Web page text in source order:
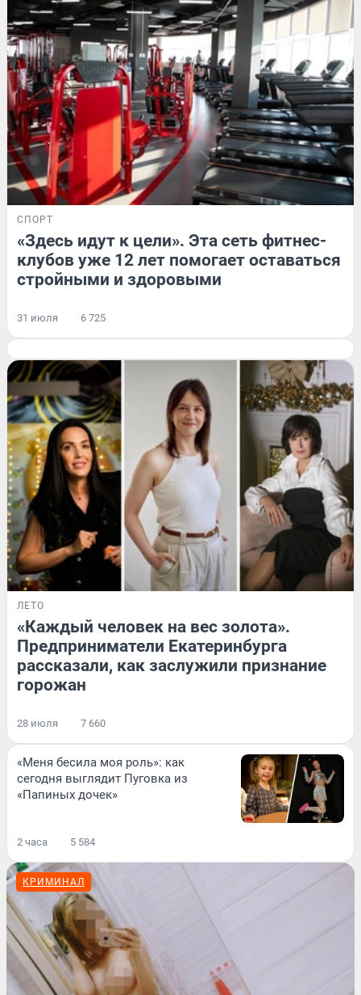
СПОРТ
«Здесь идут к цели». Эта сеть фитнес-
клубов уже 12 лет помогает оставаться
стройными и здоровыми
31 июля 6 725
ЛЕТО
«Каждый человек на вес золота».
Предприниматели Екатеринбурга
рассказали, как заслужили признание
горожан
28 июля 7 660
«Меня бесила моя роль»: как
сегодня выглядит Пуговка из
«Папиных дочек»
2 часа 5 584
КРИМИНАЛ